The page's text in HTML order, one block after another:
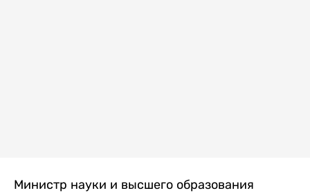
Министр науки и высшего образования